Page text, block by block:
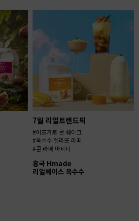
7월 리얼트렌드픽
#아포가토 콘 쉐이크
#옥수수 젤라또 라떼
#콘 라떼 마티니
흥국 Hmade
리얼베이스 옥수수